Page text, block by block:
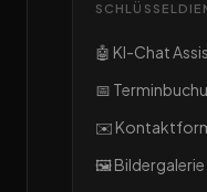
🤖 KI-Chat
📅
✉️
🖼️ Bildergalerie